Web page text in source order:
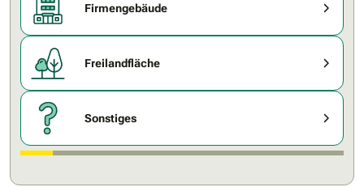
Firmengebäude
Freilandfläche
Sonstiges